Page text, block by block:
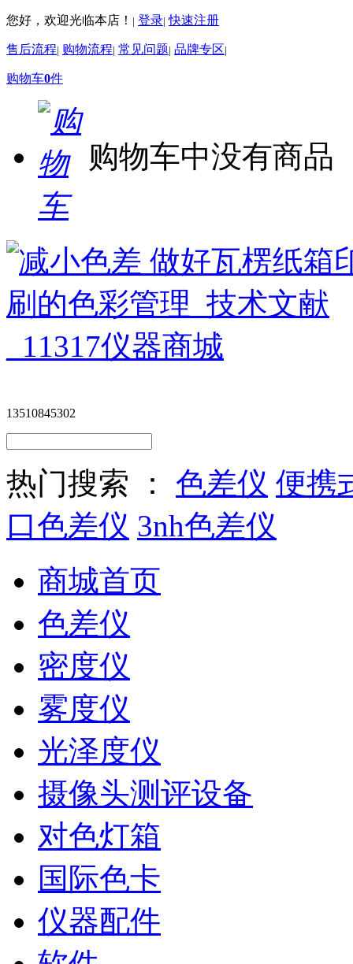
您好，欢迎光临本店！ | 登录| 快速注册
售后流程| 购物流程| 常见问题| 品牌专区|
购物车0件
购物车中没有商品
13510845302
热门搜索 ： 色差仪 便携
口色差仪 3nh色差仪
商城首页
色差仪
密度仪
雾度仪
光泽度仪
摄像头测评设备
对色灯箱
国际色卡
仪器配件